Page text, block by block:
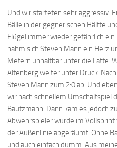
Und wir starteten sehr aggressiv.
Bälle in der gegnerischen Hälfte
Flügel immer wieder gefährlich
nahm sich Steven Mann ein Herz
Metern unhaltbar unter die Latte.
Altenberg weiter unter Druck.
Steven Mann zum 2:0 ab. Und
wir nach schnellem Umschaltspiel
Bautzmann. Dann kam es jedoch
Abwehrspieler wurde im
der Außenlinie abgeräumt. Ohne
und auch einfach dumm. Aus